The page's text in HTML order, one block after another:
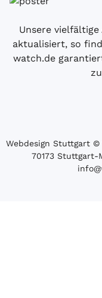
Unsere
aktualisiert, so
watch.de
Webdesign Stuttgart ©
70173 Stuttgart-